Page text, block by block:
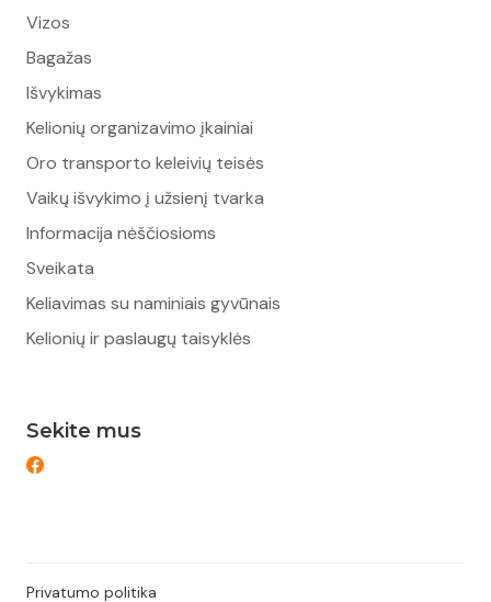
Sekite mus
Vizos
Bagažas
Išvykimas
Kelionių organizavimo įkainiai
Oro transporto keleivių teisės
Vaikų išvykimo į užsienį tvarka
Informacija nėščiosioms
Sveikata
Keliavimas su naminiais gyvūnais
Kelionių ir paslaugų taisyklės
Privatumo politika